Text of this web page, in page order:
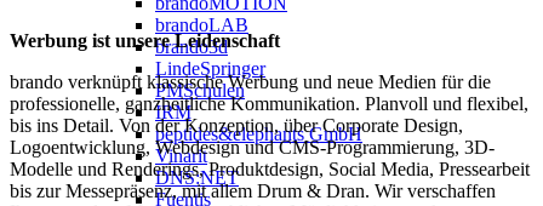
brandoLAB
brando3d
LindeSpringer
PMSchulen
IRM
peptides&elephants GmbH
Vinarit
DNS:NET
Fuentis
Werbung ist unsere Leidenschaft
brando verknüpft klassische Werbung und neue Medien für die
professionelle, ganzheitliche Kommunikation. Planvoll und flexibel,
bis ins Detail. Von der Konzeption, über Corporate Design,
Logoentwicklung, Webdesign und CMS-Programmierung, 3D-
Modelle und Renderings, Produktdesign, Social Media, Pressearbeit
bis zur Messepräsenz, mit allem Drum & Dran. Wir verschaffen